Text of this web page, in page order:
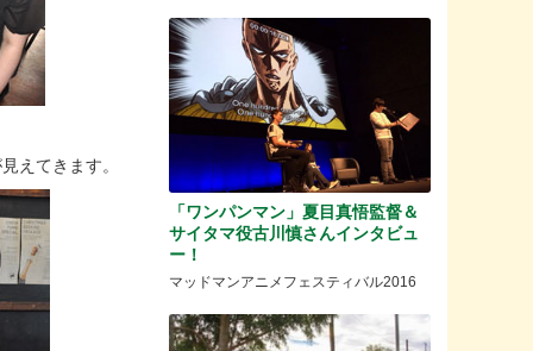
えてきます。
「ワンパンマン」夏目真悟監督＆
サイタマ役古川慎さんインタビュ
ー！
マッドマンアニメフェスティバル2016